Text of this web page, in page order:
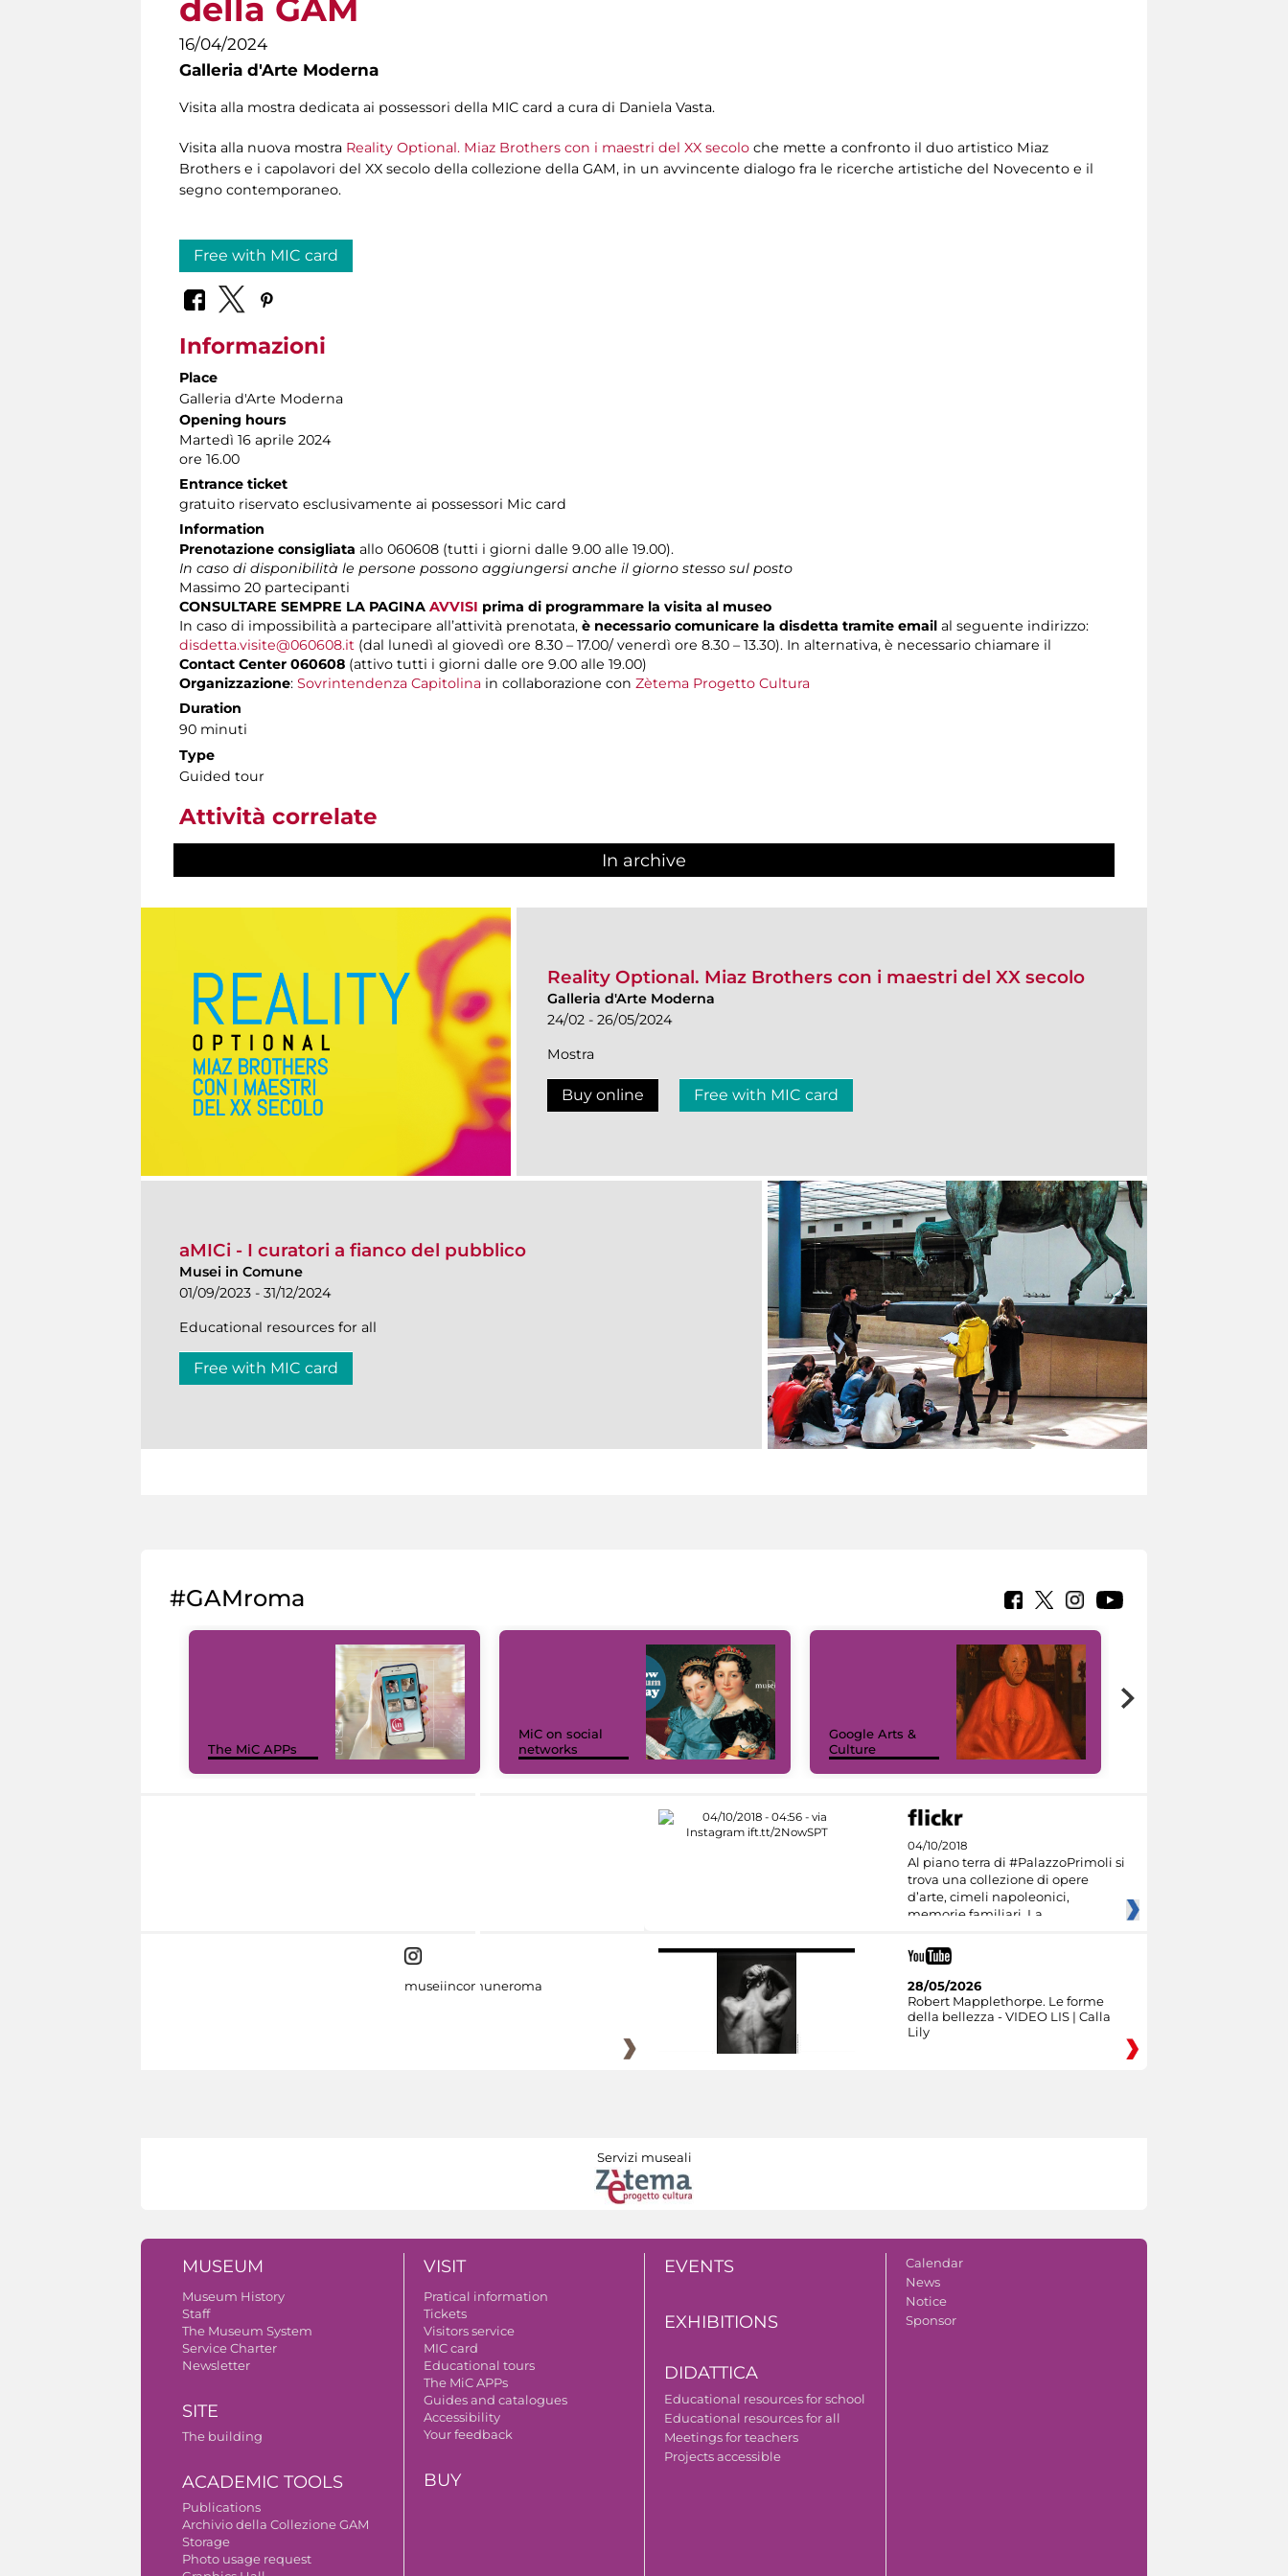
della GAM
16/04/2024
Galleria d'Arte Moderna
Visita alla mostra dedicata ai possessori della MIC card a cura di Daniela Vasta.
Visita alla nuova mostra Reality Optional. Miaz Brothers con i maestri del XX secolo che mette a confronto il duo artistico Miaz
Brothers e i capolavori del XX secolo della collezione della GAM, in un avvincente dialogo fra le ricerche artistiche del Novecento e il
segno contemporaneo.
Free with MIC card
Informazioni
Place
Galleria d'Arte Moderna
Opening hours
Martedì 16 aprile 2024
ore 16.00
Entrance ticket
gratuito riservato esclusivamente ai possessori Mic card
Information
Prenotazione consigliata allo 060608 (tutti i giorni dalle 9.00 alle 19.00).
In caso di disponibilità le persone possono aggiungersi anche il giorno stesso sul posto
Massimo 20 partecipanti
CONSULTARE SEMPRE LA PAGINA AVVISI prima di programmare la visita al museo
In caso di impossibilità a partecipare all’attività prenotata, è necessario comunicare la disdetta tramite email al seguente indirizzo:
disdetta.visite@060608.it (dal lunedì al giovedì ore 8.30 – 17.00/ venerdì ore 8.30 – 13.30). In alternativa, è necessario chiamare il
Contact Center 060608 (attivo tutti i giorni dalle ore 9.00 alle 19.00)
Organizzazione: Sovrintendenza Capitolina in collaborazione con Zètema Progetto Cultura
Duration
90 minuti
Type
Guided tour
Attività correlate
In archive
Reality Optional. Miaz Brothers con i maestri del XX secolo
Galleria d'Arte Moderna
24/02 - 26/05/2024
Mostra
Buy online Free with MIC card
aMICi - I curatori a fianco del pubblico
Musei in Comune
01/09/2023 - 31/12/2024
Educational resources for all
Free with MIC card
#GAMroma
The MiC APPs
MiC on social
networks
Google Arts &
Culture
04/10/2018
Al piano terra di #PalazzoPrimoli si
trova una collezione di opere
d’arte, cimeli napoleonici,
memorie familiari. La
museiincomuneroma
28/05/2026
Robert Mapplethorpe. Le forme
della bellezza - VIDEO LIS | Calla
Lily
Servizi museali
MUSEUM
Museum History
Staff
The Museum System
Service Charter
Newsletter
SITE
The building
ACADEMIC TOOLS
Publications
Archivio della Collezione GAM
Storage
Photo usage request
VISIT
Pratical information
Tickets
Visitors service
MIC card
Educational tours
The MiC APPs
Guides and catalogues
Accessibility
Your feedback
BUY
EVENTS
EXHIBITIONS
DIDATTICA
Educational resources for school
Educational resources for all
Meetings for teachers
Projects accessible
Calendar
News
Notice
Sponsor